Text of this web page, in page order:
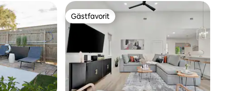
Gästfavorit
Gästfavorit